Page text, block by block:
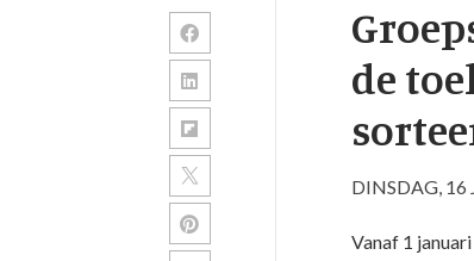
de
DINSDAG,
Vanaf 1